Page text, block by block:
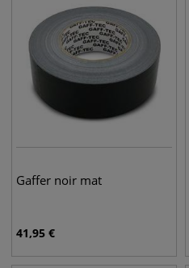
Gaffer noir mat
41,95 €